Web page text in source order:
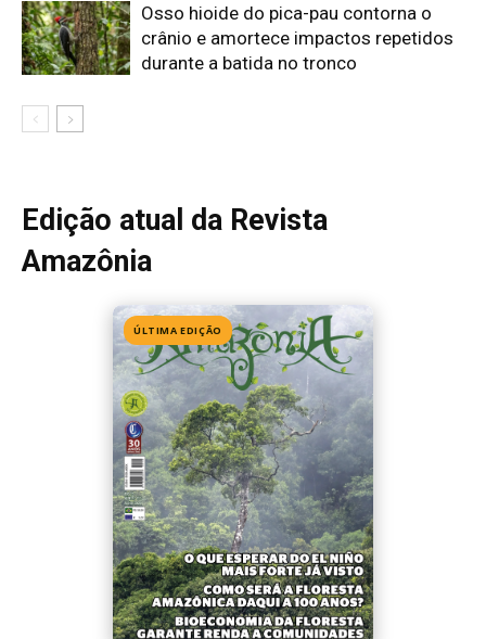
Osso hioide do pica-pau contorna o
crânio e amortece impactos repetidos
durante a batida no tronco
Edição atual da Revista
Amazônia
ÚLTIMA EDIÇÃO